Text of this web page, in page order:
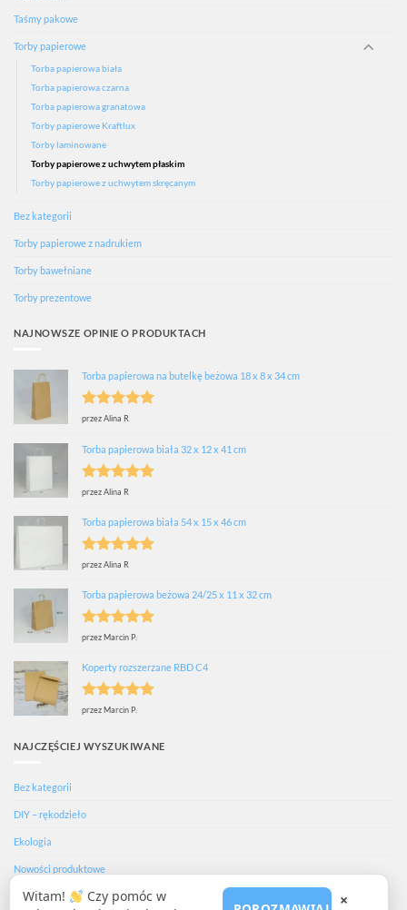
Taśmy pakowe
Torby papierowe
Torba papierowa biała
Torba papierowa czarna
Torba papierowa granatowa
Torby papierowe Kraftlux
Torby laminowane
Torby papierowe z uchwytem płaskim
Torby papierowe z uchwytem skręcanym
Bez kategorii
Torby papierowe z nadrukiem
Torby bawełniane
Torby prezentowe
NAJNOWSZE OPINIE O PRODUKTACH
Torba papierowa na butelkę beżowa 18 x 8 x 34 cm
Oceniono
przez Alina R
Torba papierowa biała 32 x 12 x 41 cm
Oceniono
przez Alina R
Torba papierowa biała 54 x 15 x 46 cm
Oceniono
przez Alina R
Torba papierowa beżowa 24/25 x 11 x 32 cm
Oceniono
przez Marcin P.
Koperty rozszerzane RBD C4
Oceniono
przez Marcin P.
NAJCZĘŚCIEJ WYSZUKIWANE
Bez kategorii
DIY – rękodzieło
Ekologia
Nowości produktowe
Porady i inspiracje ×
Witam!
Czy pomóc w